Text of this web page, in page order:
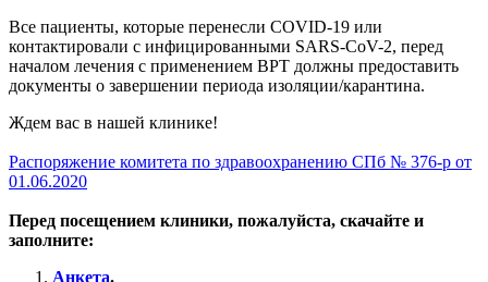
Все пациенты, которые перенесли COVID-19 или
контактировали с инфицированными SARS-CoV-2, перед
началом лечения с применением ВРТ должны предоставить
документы о завершении периода изоляции/карантина.
Ждем вас в нашей клинике!
Распоряжение комитета по здравоохранению СПб № 376-р от
01.06.2020
Перед посещением клиники, пожалуйста, скачайте и
заполните:
Анкета.